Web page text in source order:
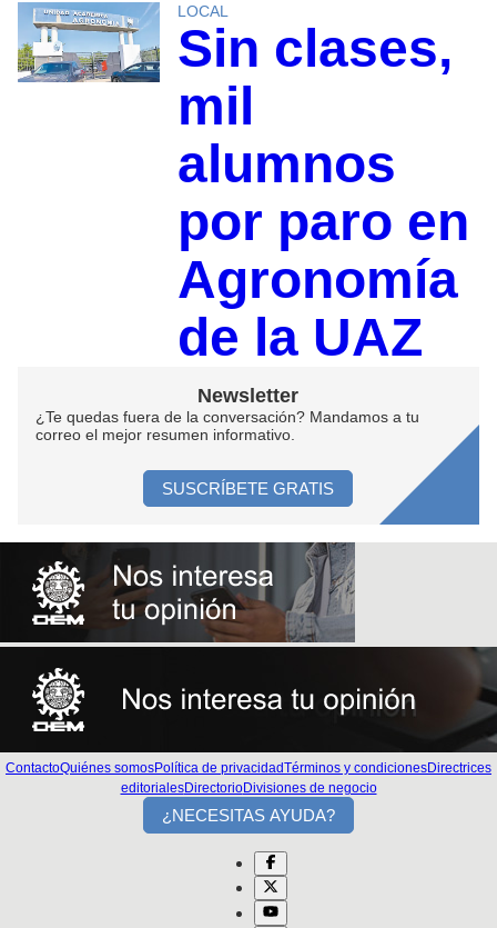
LOCAL
Sin clases,
mil
alumnos
por paro en
Agronomía
de la UAZ
Newsletter
¿Te quedas fuera de la conversación? Mandamos a tu
correo el mejor resumen informativo.
SUSCRÍBETE GRATIS
ContactoQuiénes somosPolítica de privacidadTérminos y condicionesDirectrices
editorialesDirectorioDivisiones de negocio
¿NECESITAS AYUDA?